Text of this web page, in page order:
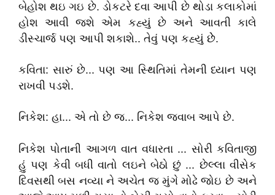
બેહોશ થઇ ગઇ છે. ડોકટરે દવા આપી છે થોડા કલાકોમાં
હોશ આવી જશે એમ કહ્યું છે અને આવતી કાલે
ડીસ્‍ચાર્જ પણ આપી શકાશે.. તેવું પણ કહ્યું છેે.
કવિતા: સારું છે... પણ આ સ્થિતિમાં તેમની ધ્‍યાન પણ
રાખવી પડશે.
નિકેશ: હા... એ તો છે જ... નિકેશ જવાબ આપે છે.
નિકેશ પોતાની આગળ વાત વધારતા ... સોરી કવિતાજી
હું પણ કેવી બધી વાતો લઇને બેઠો છું ... છેલ્‍લા વીસેક
દિવસથી બસ નવ્યા ને અચેત જ મુંગે મોઢે જોઇ છે અને